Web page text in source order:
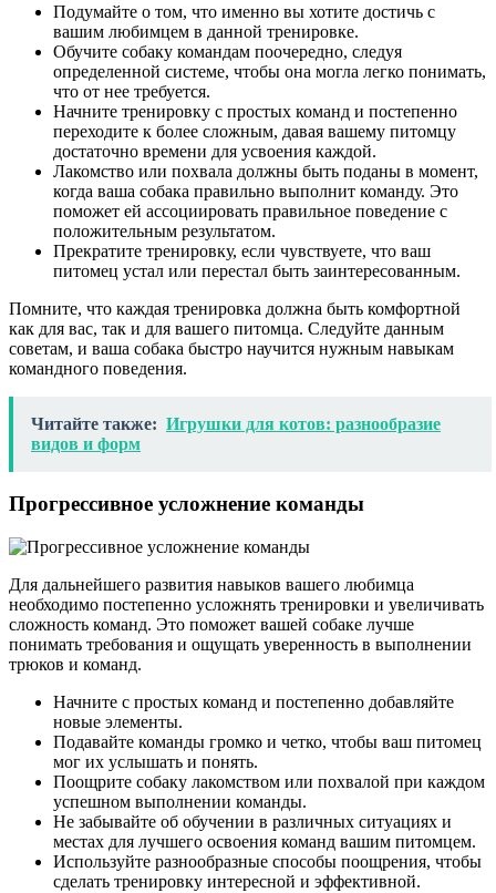
Подумайте о том, что именно вы хотите достичь с
вашим любимцем в данной тренировке.
Обучите собаку командам поочередно, следуя
определенной системе, чтобы она могла легко понимать,
что от нее требуется.
Начните тренировку с простых команд и постепенно
переходите к более сложным, давая вашему питомцу
достаточно времени для усвоения каждой.
Лакомство или похвала должны быть поданы в момент,
когда ваша собака правильно выполнит команду. Это
поможет ей ассоциировать правильное поведение с
положительным результатом.
Прекратите тренировку, если чувствуете, что ваш
питомец устал или перестал быть заинтересованным.
Помните, что каждая тренировка должна быть комфортной
как для вас, так и для вашего питомца. Следуйте данным
советам, и ваша собака быстро научится нужным навыкам
командного поведения.
Читайте также: Игрушки для котов: разнообразие
видов и форм
Прогрессивное усложнение команды
Для дальнейшего развития навыков вашего любимца
необходимо постепенно усложнять тренировки и увеличивать
сложность команд. Это поможет вашей собаке лучше
понимать требования и ощущать уверенность в выполнении
трюков и команд.
Начните с простых команд и постепенно добавляйте
новые элементы.
Подавайте команды громко и четко, чтобы ваш питомец
мог их услышать и понять.
Поощрите собаку лакомством или похвалой при каждом
успешном выполнении команды.
Не забывайте об обучении в различных ситуациях и
местах для лучшего освоения команд вашим питомцем.
Используйте разнообразные способы поощрения, чтобы
сделать тренировку интересной и эффективной.